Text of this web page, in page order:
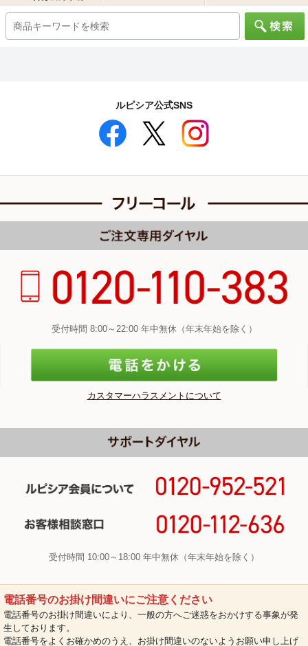
ルピシア公式SNS
受付時間 8:00～22:00 年中無休（年末年始を除く）
カスタマーハラスメントについて
受付時間 10:00～18:00 年中無休（年末年始を除く）
電話番号のお掛け間違いにご注意ください
電話番号のお掛け間違いにより、一般の方へご迷惑をおかけする事象が発
生しております。
電話番号をよくお確かめのうえ、お掛け間違いのないようお願い申し上げ